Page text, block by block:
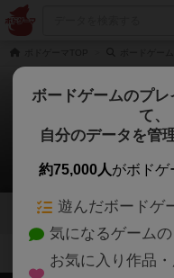
拡
1
ボードゲームのプレ
て、
自分のデータを管
約75,000人がボドゲ
遊んだボードゲ
気になるゲーム
お気に入り作品